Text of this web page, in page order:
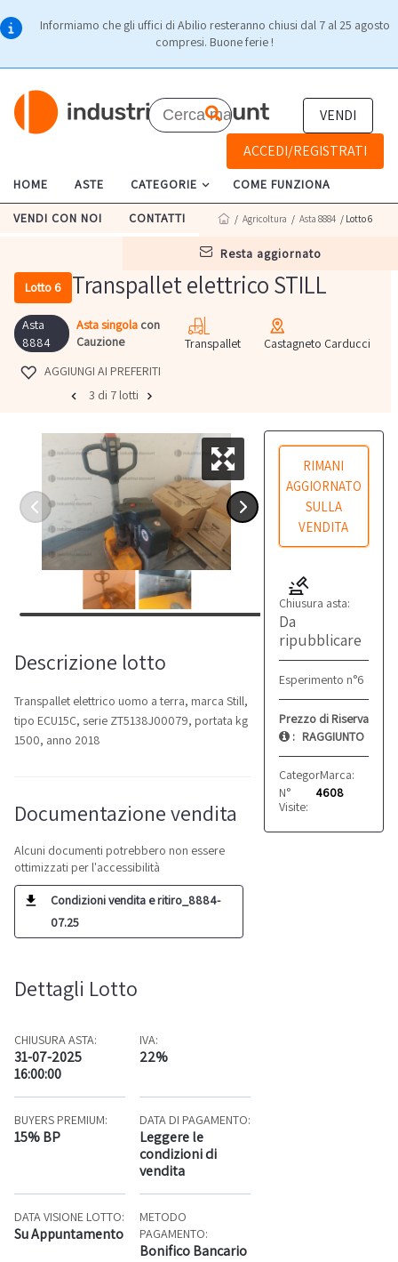
Informiamo che gli uffici di Abilio resteranno chiusi dal 7 al 25 agosto
compresi. Buone ferie !
VENDI
ACCEDI/REGISTRATI
HOME ASTE CATEGORIE COME FUNZIONA
VENDI CON NOI CONTATTI
resta aggiornato
/ Agricoltura / Asta 8884 / Lotto 6
Lotto 6 Transpallet elettrico STILL
Asta
8884
Asta singola con
Cauzione
Transpallet
Castagneto Carducci
AGGIUNGI AI PREFERITI
3 di 7 lotti
RIMANI
AGGIORNATO
SULLA
VENDITA
Chiusura asta:
Da
ripubblicare
Esperimento n°6
Prezzo di Riserva
: RAGGIUNTO
Categoria: Transpallet
Marca:
N°
Visite:
4608
Descrizione lotto
Transpallet elettrico uomo a terra, marca Still,
tipo ECU15C, serie ZT5138J00079, portata kg
1500, anno 2018
Documentazione vendita
Alcuni documenti potrebbero non essere
ottimizzati per l'accessibilità
Condizioni vendita e ritiro_8884-
07.25
Dettagli Lotto
CHIUSURA ASTA:
31-07-2025
16:00:00
IVA:
22%
BUYERS PREMIUM:
15% BP
DATA DI PAGAMENTO:
Leggere le
condizioni di
vendita
DATA VISIONE LOTTO:
Su Appuntamento
METODO
PAGAMENTO:
Bonifico Bancario